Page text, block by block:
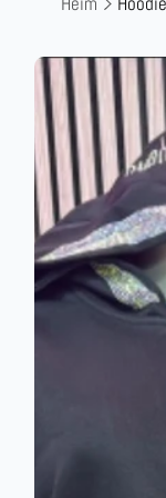
Produktinformationen
springen